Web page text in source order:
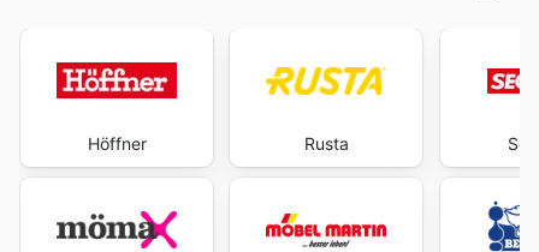
Höffner Rusta